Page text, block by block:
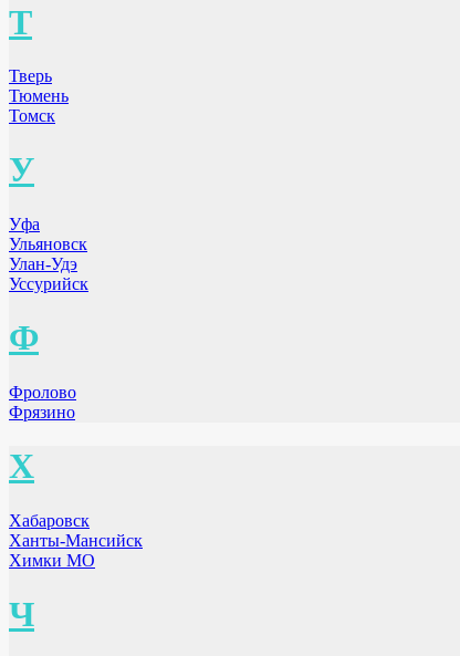
Т
Тверь
Тюмень
Томск
У
Уфа
Ульяновск
Улан-Удэ
Уссурийск
Ф
Фролово
Фрязино
Х
Хабаровск
Ханты-Мансийск
Химки МО
Ч